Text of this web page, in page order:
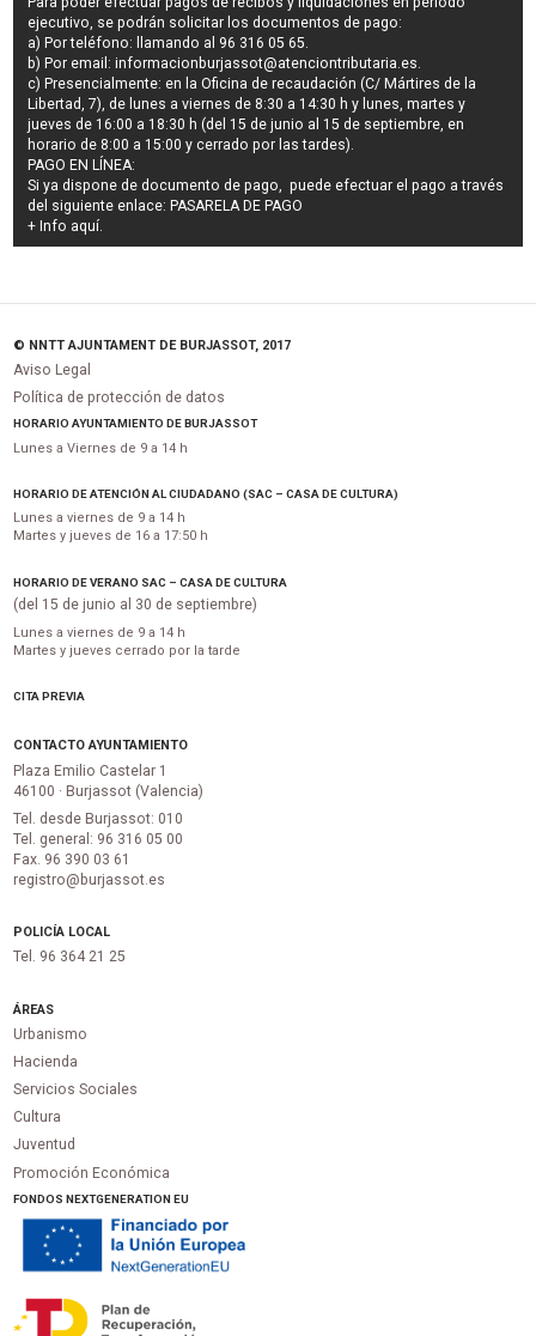
ejecutivo, se podrán solicitar los documentos de pago:
a) Por teléfono: llamando al 96 316 05 65.
b) Por email:informacionburjassot@atenciontributaria.es.
c) Presencialmente: en la Oficina de recaudación (C/ Mártires de la
Libertad, 7), de lunes a viernes de 8:30 a 14:30 h y lunes, martes y
jueves de 16:00 a 18:30 h (del 15 de junio al 15 de septiembre, en
horario de 8:00 a 15:00 y cerrado por las tardes).
PAGO EN LÍNEA:
Si ya dispone de documento de pago, puede efectuar el pago a través
del siguiente enlace: PASARELA DE PAGO
+ Info aquí.
© NNTT AJUNTAMENT DE BURJASSOT, 2017
Aviso Legal
Política de protección de datos
HORARIO AYUNTAMIENTO DE BURJASSOT
Lunes a Viernes de 9 a 14 h
HORARIO DE ATENCIÓN AL CIUDADANO (SAC – CASA DE CULTURA)
Lunes a viernes de 9 a 14 h
Martes y jueves de 16 a 17:50 h
HORARIO DE VERANO SAC – CASA DE CULTURA
(del 15 de junio al 30 de septiembre)
Lunes a viernes de 9 a 14 h
Martes y jueves cerrado por la tarde
CITA PREVIA
CONTACTO AYUNTAMIENTO
Plaza Emilio Castelar 1
46100 · Burjassot (Valencia)
Tel. desde Burjassot: 010
Tel. general: 96 316 05 00
Fax. 96 390 03 61
registro@burjassot.es
POLICÍA LOCAL
Tel. 96 364 21 25
ÁREAS
Urbanismo
Hacienda
Servicios Sociales
Cultura
Juventud
Promoción Económica
FONDOS NEXTGENERATION EU